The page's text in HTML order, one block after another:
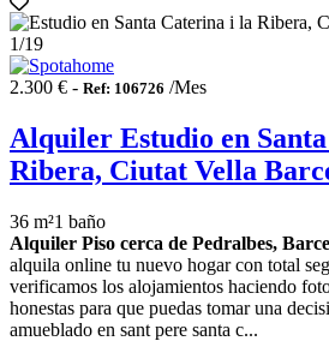
1/19
2.300 € - Ref: 106726 /Mes
Alquiler Estudio en
Ribera, Ciutat Vella
36 m²1 baño
Alquiler Piso cerca de Pedralbes,
alquila online tu nuevo hogar con total
verificamos los alojamientos haciendo
honestas para que puedas tomar una
amueblado en sant pere santa c...